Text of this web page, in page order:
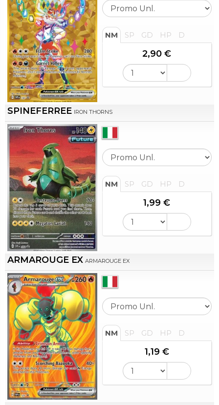
NM SP GD HP D
2,90 €
SPINEFERREE IRON THORNS
NM SP GD HP D
1,99 €
ARMAROUGE EX ARMAROUGE EX
NM SP GD HP D
1,19 €